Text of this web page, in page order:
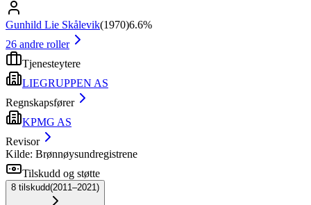
Gunhild Lie Skålevik(1970)6.6%
26 andre roller
Tjenesteytere
LIEGRUPPEN AS
Regnskapsfører
KPMG AS
Revisor
Kilde: Brønnøysundregistrene
Tilskudd og støtte
8 tilskudd(2011–2021)